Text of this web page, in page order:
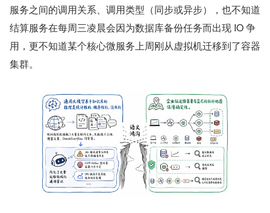
服务之间的调用关系、调用类型（同步或异步），也不知道
结算服务在每周三凌晨会因为数据库备份任务而出现 IO 争
用，更不知道某个核心微服务上周刚从虚拟机迁移到了容器
集群。